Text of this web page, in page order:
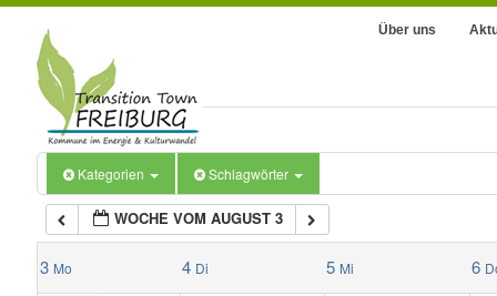
Über uns
Kategorien Schlagwörter
WOCHE VOM AUGUST 3
3 Mo 4 Di 5 Mi 6
00:00